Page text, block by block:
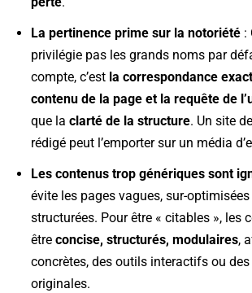
La pertinence prime sur la notoriété :
privilégie pas les grands noms par
compte, c’est la correspondance
contenu de la page et la requête de
que laclarté de la structure. Un site
rédigé peut l’emporter sur un média
Les contenus trop génériques sont
évite les pages vagues, sur-optimisées
structurées. Pour être « citables », les
êtreconcise, structurés, modulaires,
concrètes, des outils interactifs ou
originales.